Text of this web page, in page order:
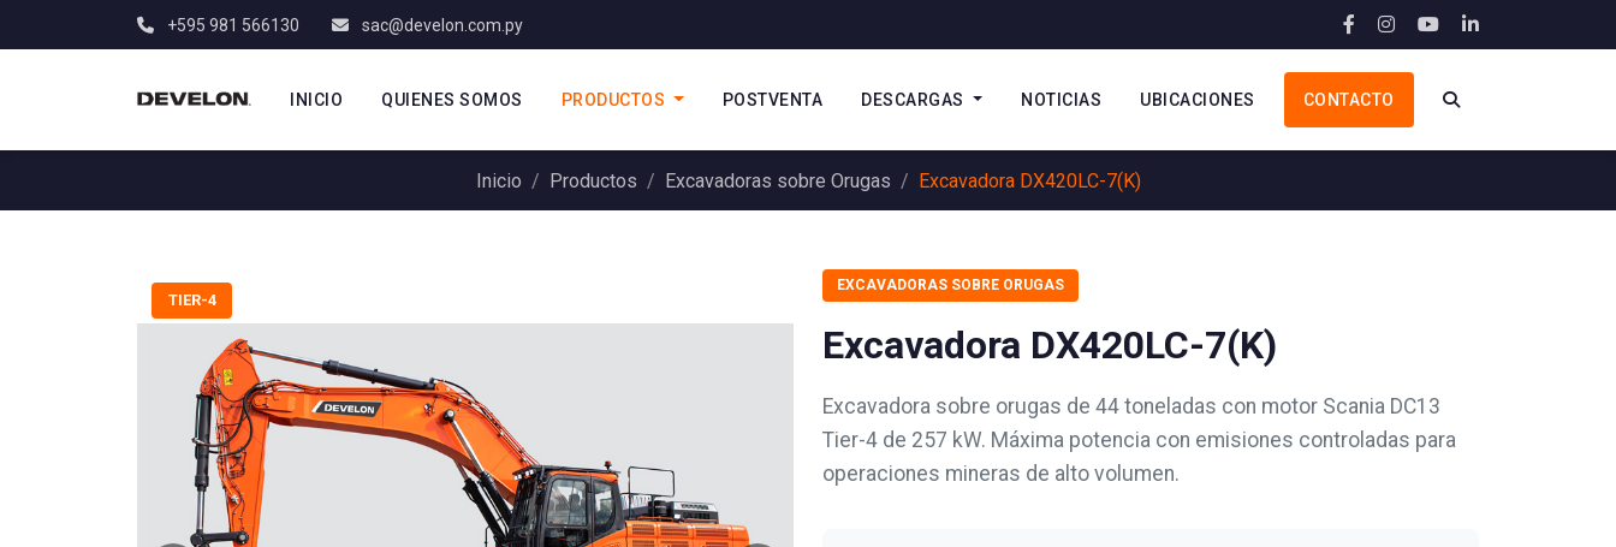
+595 981 566130 sac@develon.com.py
INICIO QUIENES SOMOS PRODUCTOS POSTVENTA DESCARGAS NOTICIAS UBICACIONES CONTACTO
Inicio Productos Excavadoras sobre Orugas Excavadora DX420LC-7(K)
TIER-4
EXCAVADORAS SOBRE ORUGAS
Excavadora DX420LC-7(K)
Excavadora sobre orugas de 44 toneladas con motor Scania DC13
Tier-4 de 257 kW. Máxima potencia con emisiones controladas para
operaciones mineras de alto volumen.